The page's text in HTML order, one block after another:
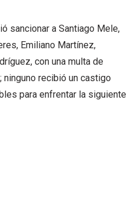
sancionar a Santiago Mele,
Emiliano Martínez,
con una multa de
ninguno recibió un castigo
para enfrentar la siguiente